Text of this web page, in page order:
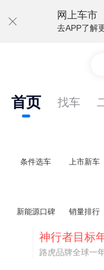
网上车市
去APP了解
首页 找车
条件选车 上市新车
新能源口碑 销量排行